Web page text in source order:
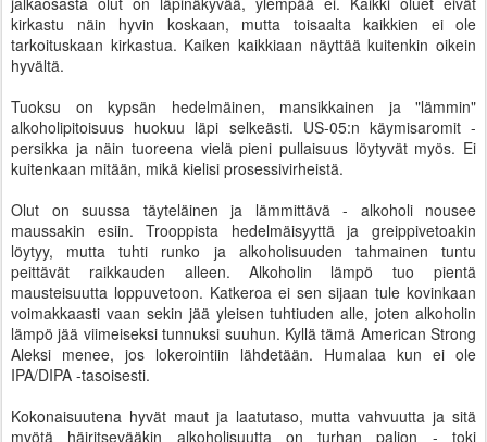
kirkastu näin hyvin koskaan, mutta toisaalta kaikkien ei ole
tarkoituskaan kirkastua. Kaiken kaikkiaan näyttää kuitenkin oikein
hyvältä.
Tuoksu on kypsän hedelmäinen, mansikkainen ja "lämmin"
alkoholipitoisuus huokuu läpi selkeästi. US-05:n käymisaromit -
persikka ja näin tuoreena vielä pieni pullaisuus löytyvät myös. Ei
kuitenkaan mitään, mikä kielisi prosessivirheistä.
Olut on suussa täyteläinen ja lämmittävä - alkoholi nousee
maussakin esiin. Trooppista hedelmäisyyttä ja greippivetoakin
löytyy, mutta tuhti runko ja alkoholisuuden tahmainen tuntu
peittävät raikkauden alleen. Alkoholin lämpö tuo pientä
mausteisuutta loppuvetoon. Katkeroa ei sen sijaan tule kovinkaan
voimakkaasti vaan sekin jää yleisen tuhtiuden alle, joten alkoholin
lämpö jää viimeiseksi tunnuksi suuhun. Kyllä tämä American Strong
Aleksi menee, jos lokerointiin lähdetään. Humalaa kun ei ole
IPA/DIPA -tasoisesti.
Kokonaisuutena hyvät maut ja laatutaso, mutta vahvuutta ja sitä
myötä häiritsevääkin alkoholisuutta on turhan paljon - toki